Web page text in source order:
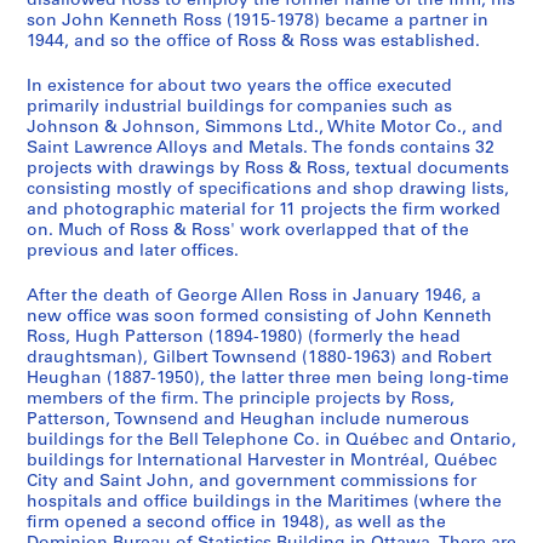
n
1
4
7
a
n
d
1
9
3
]
AP013.S1.D301.SD1
n
1
4
0
a
n
d
1
9
4
]
AP013.S1.D348.SD1
]
AP013.S1.D348.SD4
1
9
4
AP013.S1.D348.SD7
4
4
AP013.S1.D348.SD8
9
4
]
AP013.S1.D348.SD14
1
9
4
AP013.S1.D348.SD15
6
0
AP013.S2.D614
p
p
r
t
[
C
h
o
m
d
y
A
p
a
r
t
m
e
n
t
o
d
m
i
r
a
l
B
a
t
t
y
H
o
t
e
l
,
son John Kenneth Ross (1915-1978) became a partner in
1944, and so the office of Ross & Ross was established.
In existence for about two years the office executed
primarily industrial buildings for companies such as
Johnson & Johnson, Simmons Ltd., White Motor Co., and
Saint Lawrence Alloys and Metals. The fonds contains 32
projects with drawings by Ross & Ross, textual documents
consisting mostly of specifications and shop drawing lists,
and photographic material for 11 projects the firm worked
on. Much of Ross & Ross' work overlapped that of the
previous and later offices.
After the death of George Allen Ross in January 1946, a
new office was soon formed consisting of John Kenneth
Ross, Hugh Patterson (1894-1980) (formerly the head
draughtsman), Gilbert Townsend (1880-1963) and Robert
Heughan (1887-1950), the latter three men being long-time
members of the firm. The principle projects by Ross,
Patterson, Townsend and Heughan include numerous
buildings for the Bell Telephone Co. in Québec and Ontario,
buildings for International Harvester in Montréal, Québec
City and Saint John, and government commissions for
hospitals and office buildings in the Maritimes (where the
firm opened a second office in 1948), as well as the